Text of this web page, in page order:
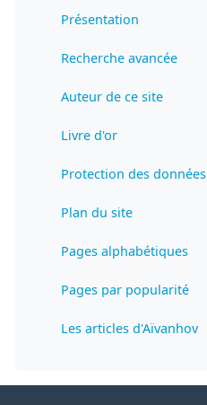
Présentation
Recherche avancée
Auteur de ce site
Livre d'or
Protection des données
Plan du site
Pages alphabétiques
Pages par popularité
Les articles d'Aïvanhov